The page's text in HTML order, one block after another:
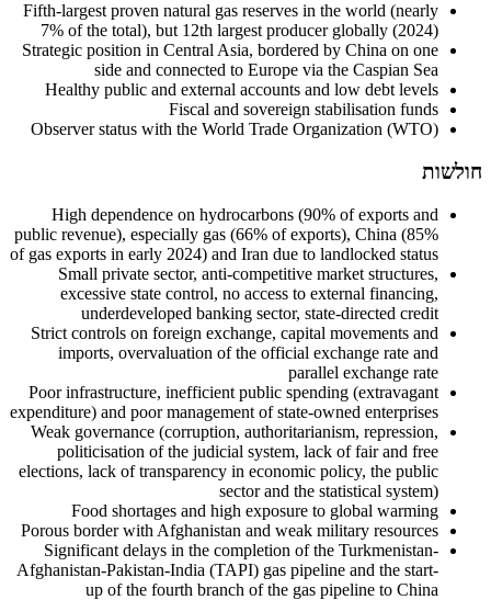
Fifth-largest proven natural gas reserves in the world (nearly
7% of the total), but 12th largest producer globally (2024)
Strategic position in Central Asia, bordered by China on one
side and connected to Europe via the Caspian Sea
Healthy public and external accounts and low debt levels
Fiscal and sovereign stabilisation funds
Observer status with the World Trade Organization (WTO)
חולשות
High dependence on hydrocarbons (90% of exports and
public revenue), especially gas (66% of exports), China (85%
of gas exports in early 2024) and Iran due to landlocked status
Small private sector, anti-competitive market structures,
excessive state control, no access to external financing,
underdeveloped banking sector, state-directed credit
Strict controls on foreign exchange, capital movements and
imports, overvaluation of the official exchange rate and
parallel exchange rate
Poor infrastructure, inefficient public spending (extravagant
expenditure) and poor management of state-owned enterprises
Weak governance (corruption, authoritarianism, repression,
politicisation of the judicial system, lack of fair and free
elections, lack of transparency in economic policy, the public
sector and the statistical system)
Food shortages and high exposure to global warming
Porous border with Afghanistan and weak military resources
Significant delays in the completion of the Turkmenistan-
Afghanistan-Pakistan-India (TAPI) gas pipeline and the start-
up of the fourth branch of the gas pipeline to China